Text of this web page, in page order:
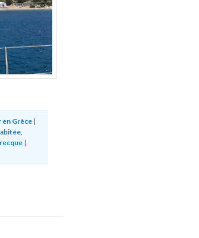
en Grèce |
,
|